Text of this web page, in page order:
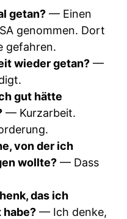
getan? — Einen
genommen. Dort
gefahren.
wieder getan? —
gut hätte
— Kurzarbeit.
von der ich
wollte? — Dass
das ich
habe? — Ich denke,